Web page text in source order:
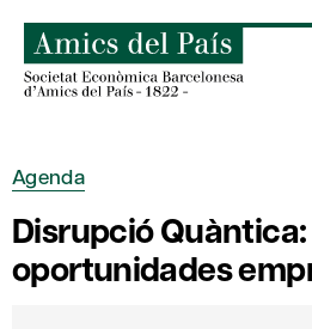
contenido
Agenda
Disrupció
oportunidades